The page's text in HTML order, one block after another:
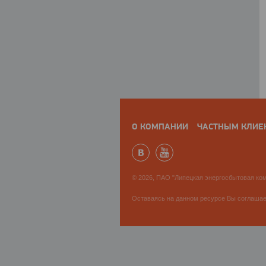
О КОМПАНИИ ЧАСТНЫМ
© 2026, ПАО "Липецкая энергосбытовая
Оставаясь на данном ресурсе Вы